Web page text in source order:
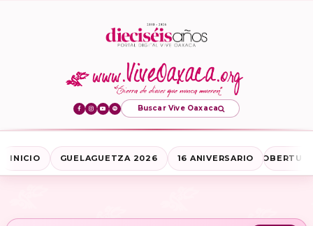
Buscar Vive Oaxaca
INICIO GUELAGUETZA 2026 16 ANIVERSARIO